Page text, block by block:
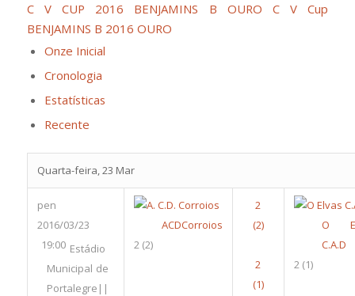
C V CUP 2016 BENJAMINS B OURO
C V Cup
BENJAMINS B 2016 OURO
Onze Inicial
Cronologia
Estatísticas
Recente
Quarta-feira, 23 Mar
pen
2016/03/23
19:00 Estádio
Municipal de
Portalegre||
ACDCorroios
2 (2)
O
C.A.D
2 (1)